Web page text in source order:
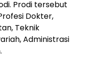
Prodi tersebut
Dokter,
Teknik
Administrasi